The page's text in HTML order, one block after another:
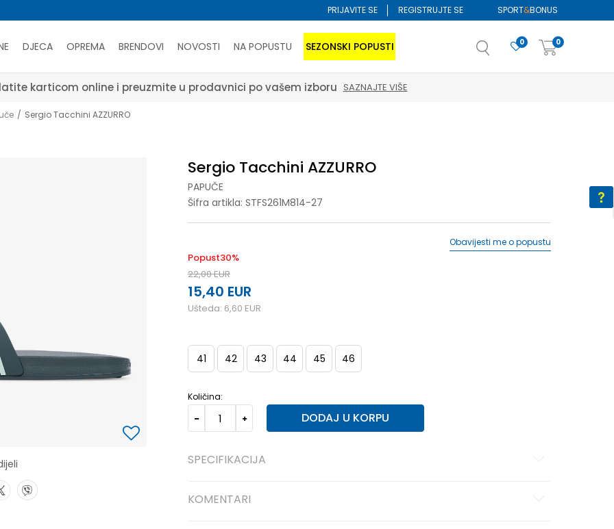
SPORT&BONUS
PRIJAVITE SE REGISTRUJTE SE
DJECA OPREMA BRENDOVI NOVOSTI NA POPUSTU SEZONSKI POPUSTI 0
0
Platite karticom online i preuzmite u prodavnici po vašem izboru SAZNAJTE VIŠE
Sergio Tacchini AZZURRO
Sergio Tacchini AZZURRO
PAPUČE
Šifra artikla: STFS261M814-27
Popust30%
22,00EUR
15,40 EUR
Ušteda: 6,60 EUR
Obavijesti me o popustu
41 42 43 44 45 46
Količina:
DODAJ U KORPU
SPECIFIKACIJA
KOMENTARI